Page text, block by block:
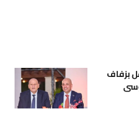
بزفاف